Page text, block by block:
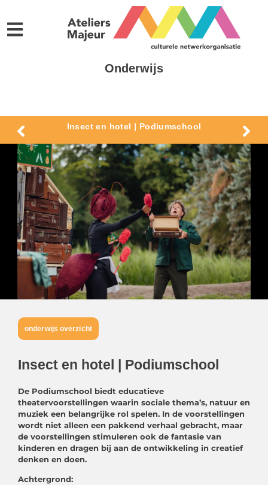
Onderwijs
Insect en hotel | Podiumschool
onderwijs overzicht
Insect en hotel | Podiumschool
De Podiumschool biedt educatieve
theatervoorstellingen waarin sociale thema’s, natuur en
muziek een belangrijke rol spelen. In de voorstellingen
wordt niet alleen een pakkend verhaal gebracht, maar
de voorstellingen stimuleren ook de fantasie van
kinderen en dragen bij aan de ontwikkeling in creatief
denken en doen.
Achtergrond: